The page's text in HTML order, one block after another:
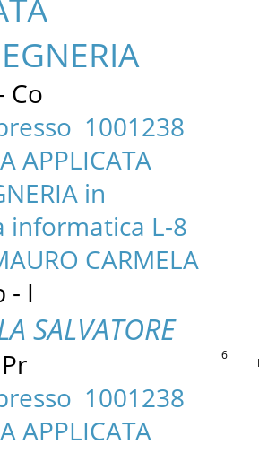
Co
1001238
APPLICATA
in
informatica L-8
CARMELA
- I
SALVATORE
1001238
APPLICATA
6